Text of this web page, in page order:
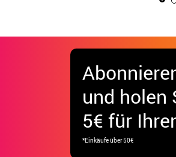
und holen
5€ für
*Einkäufe über 50€